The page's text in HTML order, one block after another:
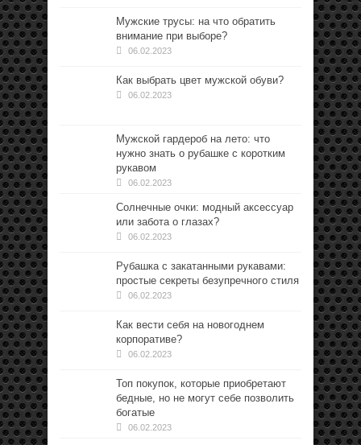
Мужские трусы: на что обратить
внимание при выборе?
06.02.2023
Как выбрать цвет мужской обуви?
06.02.2023
Мужской гардероб на лето: что
нужно знать о рубашке с коротким
рукавом
06.02.2023
Солнечные очки: модный аксессуар
или забота о глазах?
06.02.2023
Рубашка с закатанными рукавами:
простые секреты безупречного стиля
06.02.2023
Как вести себя на новогоднем
корпоративе?
06.02.2023
Топ покупок, которые приобретают
бедные, но не могут себе позволить
богатые
06.02.2023